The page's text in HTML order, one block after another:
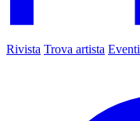
Rivista Trova artista Eventi